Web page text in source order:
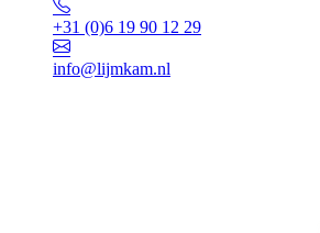
+31 (0)6 19 90 12 29
info@lijmkam.nl